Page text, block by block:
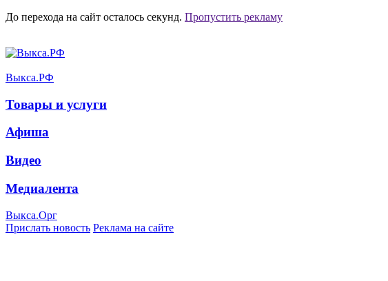
До перехода на сайт осталось секунд. Пропустить рекламу
Выкса.РФ
Товары и услуги
Афиша
Видео
Медиалента
Выкса.Орг
Прислать новость Реклама на сайте